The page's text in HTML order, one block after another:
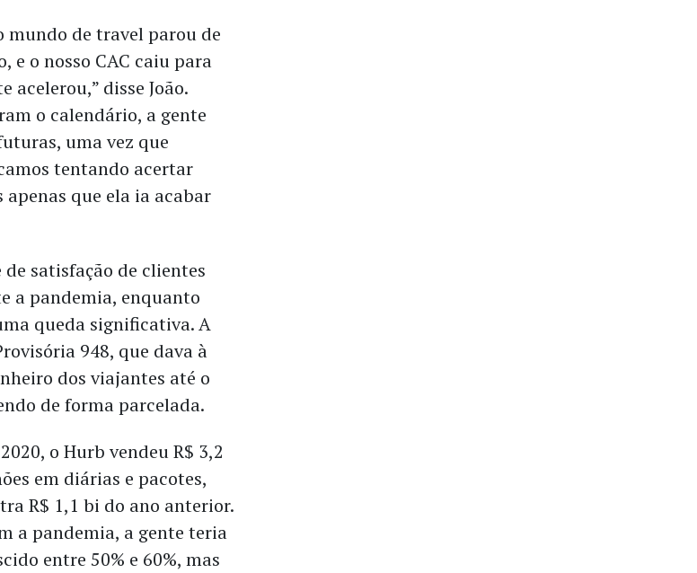
mundo de travel parou de
e o nosso CAC caiu para
acelerou,” disse João.
o calendário, a gente
uma vez que
tentando acertar
que ela ia acabar
satisfação de clientes
a pandemia, enquanto
queda significativa. A
948, que dava à
dos viajantes até o
de forma parcelada.
o Hurb vendeu R$ 3,2
em diárias e pacotes,
R$ 1,1 bi do ano anterior.
a pandemia, a gente teria
entre 50% e 60%, mas